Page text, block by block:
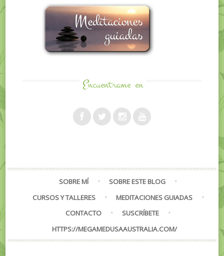
Encuentrame en
SOBRE MÍ
SOBRE ESTE BLOG
CURSOS Y TALLERES
MEDITACIONES GUIADAS
CONTACTO
SUSCRÍBETE
HTTPS://MEGAMEDUSAAUSTRALIA.COM/